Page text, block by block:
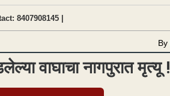
8407908145 |
By
वाघाचा नागपुरात मृत्यू !